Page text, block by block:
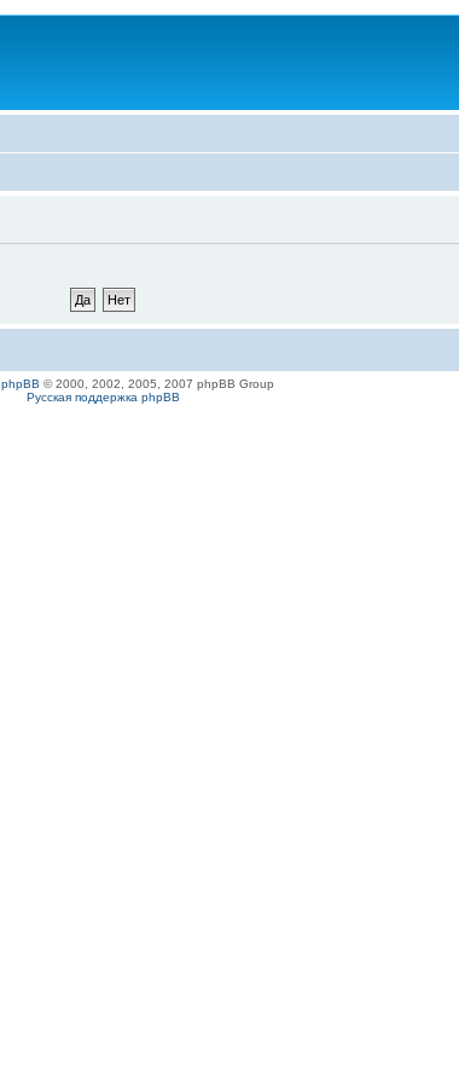
phpBB © 2000, 2002, 2005, 2007 phpBB Group
Русская поддержка phpBB